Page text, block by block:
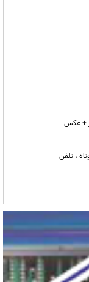
+ عکس
، تلفن